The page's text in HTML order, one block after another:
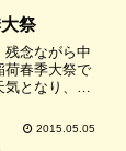
祭
残念ながら中
荷春季大祭で
となり、た
をさせていた
2015.05.05